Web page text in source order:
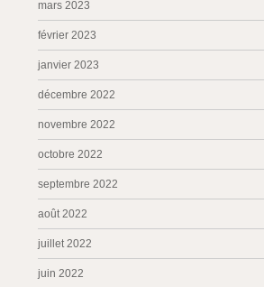
mars 2023
février 2023
janvier 2023
décembre 2022
novembre 2022
octobre 2022
septembre 2022
août 2022
juillet 2022
juin 2022